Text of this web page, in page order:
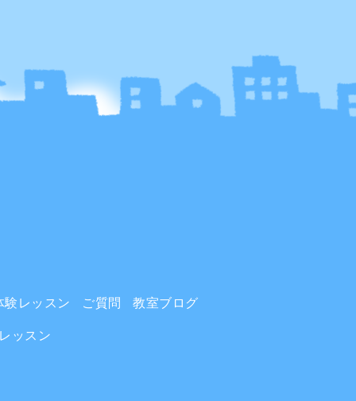
験レッスン ご質問 教室ブログ
ッスン